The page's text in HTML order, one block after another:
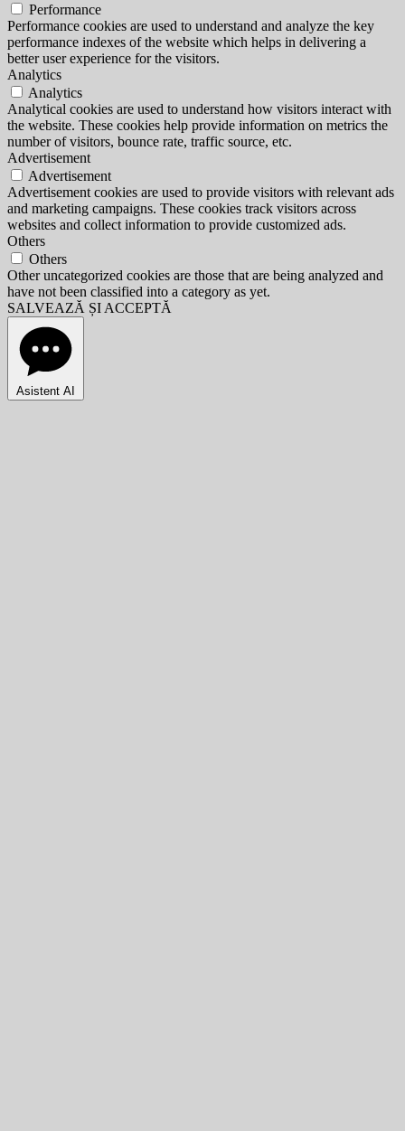
Performance
Performance cookies are used to understand and analyze the key
performance indexes of the website which helps in delivering a
better user experience for the visitors.
Analytics
Analytics
Analytical cookies are used to understand how visitors interact with
the website. These cookies help provide information on metrics the
number of visitors, bounce rate, traffic source, etc.
Advertisement
Advertisement
Advertisement cookies are used to provide visitors with relevant ads
and marketing campaigns. These cookies track visitors across
websites and collect information to provide customized ads.
Others
Others
Other uncategorized cookies are those that are being analyzed and
have not been classified into a category as yet.
SALVEAZĂ ȘI ACCEPTĂ
Asistent AI